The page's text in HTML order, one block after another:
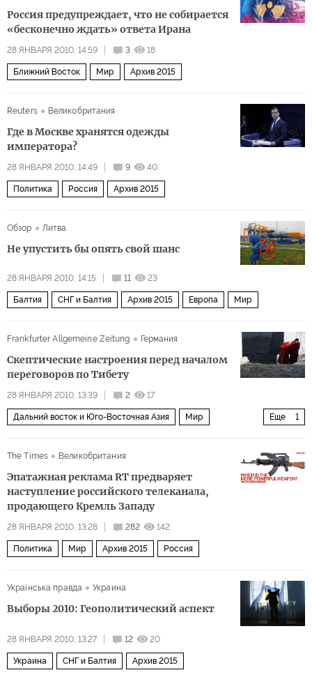
Россия предупреждает, что не собирается
«бесконечно ждать» ответа Ирана
28 ЯНВАРЯ 2010, 14:59 3 18
Ближний Восток Мир Архив 2015
Reuters Великобритания
Где в Москве хранятся одежды
императора?
28 ЯНВАРЯ 2010, 14:49 9 40
Политика Россия Архив 2015
Обзор Литва
Не упустить бы опять свой шанс
28 ЯНВАРЯ 2010, 14:15 11 23
Балтия СНГ и Балтия Архив 2015 Европа Мир
Frankfurter Allgemeine Zeitung Германия
Скептические настроения перед началом
переговоров по Тибету
28 ЯНВАРЯ 2010, 13:39 2 17
Еще 1
Дальний восток и Юго-Восточная Азия Мир
The Times
Великобритания
Эпатажная реклама RT предваряет
наступление российского телеканала,
продающего Кремль Западу
28 ЯНВАРЯ 2010, 13:28 282 142
Политика Мир Архив 2015 Россия
Українська правда Украина
Выборы 2010: Геополитический аспект
28 ЯНВАРЯ 2010, 13:27 12 20
Украина СНГ и Балтия Архив 2015